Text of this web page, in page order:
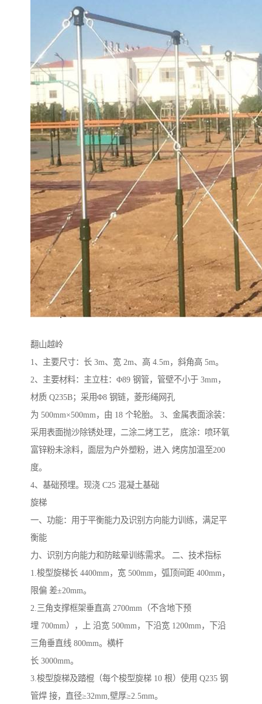
翻山越岭
1、主要尺寸：长 3m、宽 2m、高 4.5m，斜角高 5m。
2、主要材料：主立柱：Φ89 钢管，管壁不小于 3mm，
材质 Q235B；采用Φ8 钢链，菱形绳网孔
为 500mm×500mm，由 18 个轮胎。 3、金属表面涂装：
采用表面抛沙除锈处理，二涂二烤工艺， 底涂：喷环氧
富锌粉未涂料，面层为户外塑粉，进入 烤房加温至200
度。
4、基础预埋。现浇 C25 混凝土基础
旋梯
一、功能：用于平衡能力及识别方向能力训练，满足平
衡能
力、识别方向能力和防眩晕训练需求。 二、技术指标
1.梭型旋梯长 4400mm，宽 500mm，弧顶间距 400mm，
限偏 差±20mm。
2.三角支撑框架垂直高 2700mm（不含地下预
埋 700mm），上 沿宽 500mm，下沿宽 1200mm，下沿
三角垂直线 800mm。横杆
长 3000mm。
3.梭型旋梯及踏棍（每个梭型旋梯 10 根）使用 Q235 钢
管焊 接，直径≥32mm,壁厚≥2.5mm。